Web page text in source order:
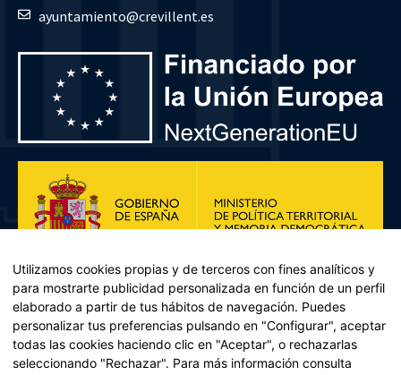
ayuntamiento@crevillent.es
Utilizamos cookies propias y de terceros con fines analíticos y
para mostrarte publicidad personalizada en función de un perfil
elaborado a partir de tus hábitos de navegación. Puedes
personalizar tus preferencias pulsando en "Configurar", aceptar
todas las cookies haciendo clic en "Aceptar", o rechazarlas
seleccionando "Rechazar". Para más información consulta